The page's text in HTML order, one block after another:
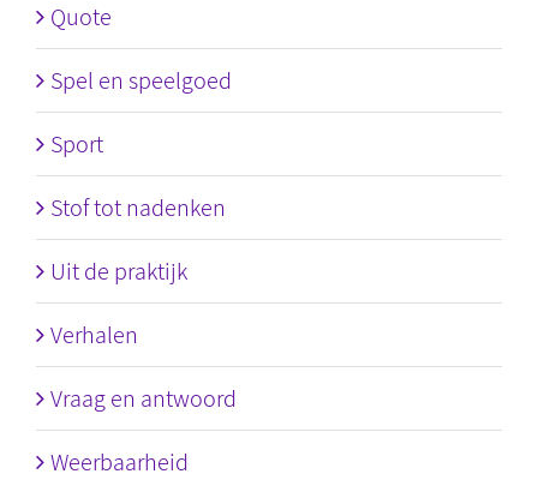
Quote
Spel en speelgoed
Sport
Stof tot nadenken
Uit de praktijk
Verhalen
Vraag en antwoord
Weerbaarheid